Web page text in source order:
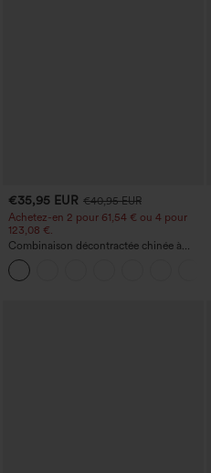
€35,95 EUR €40,95 EUR
Achetez-en 2 pour 61,54 € ou 4 pour
123,08 €.
Combinaison décontractée chinée à
bretelles réglables, fronces et jambes
larges, avec poches — facile comme
tout